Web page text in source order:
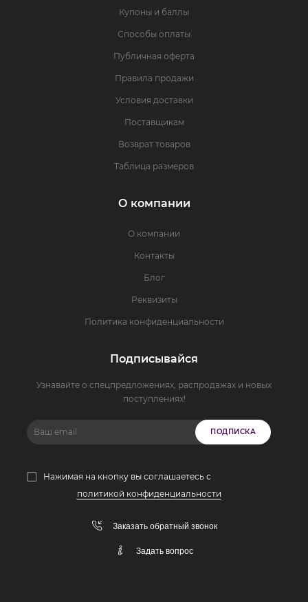
Купоны и баллы
Способы оплаты
Публичная оферта
Правила продажи
Условия доставки
Поставщикам
Возврат товаров
Таблица размеров
О компании
О компании
Контакты
Блог
Реквизиты
Политика конфиденциальности
Подписывайся
Узнавайте о спецпредложениях, распродажах и новых
поступлениях!
ПОДПИСКА
Нажимая на кнопку вы соглашаетесь с
политикой конфиденциальности
Заказать обратный звонок
Задать вопрос